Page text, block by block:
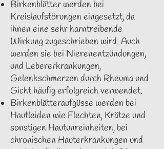
Birkenblätter werden bei
Kreislaufstörungen eingesetzt, da
ihnen eine sehr harntreibende
Wirkung zugeschrieben wird. Auch
werden sie bei Nierenentzündungen,
und Lebererkrankungen,
Gelenkschmerzen durch Rheuma und
Gicht häufig erfolgreich verwendet.
Birkenblätteraufgüsse werden bei
Hautleiden wie Flechten, Krätze und
sonstigen Hautunreinheiten, bei
chronischen Hauterkrankungen und